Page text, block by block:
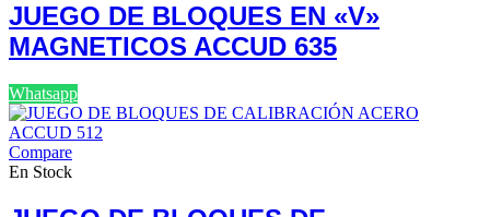
JUEGO DE BLOQUES EN «V»
MAGNETICOS ACCUD 635
Whatsapp
Compare
En Stock